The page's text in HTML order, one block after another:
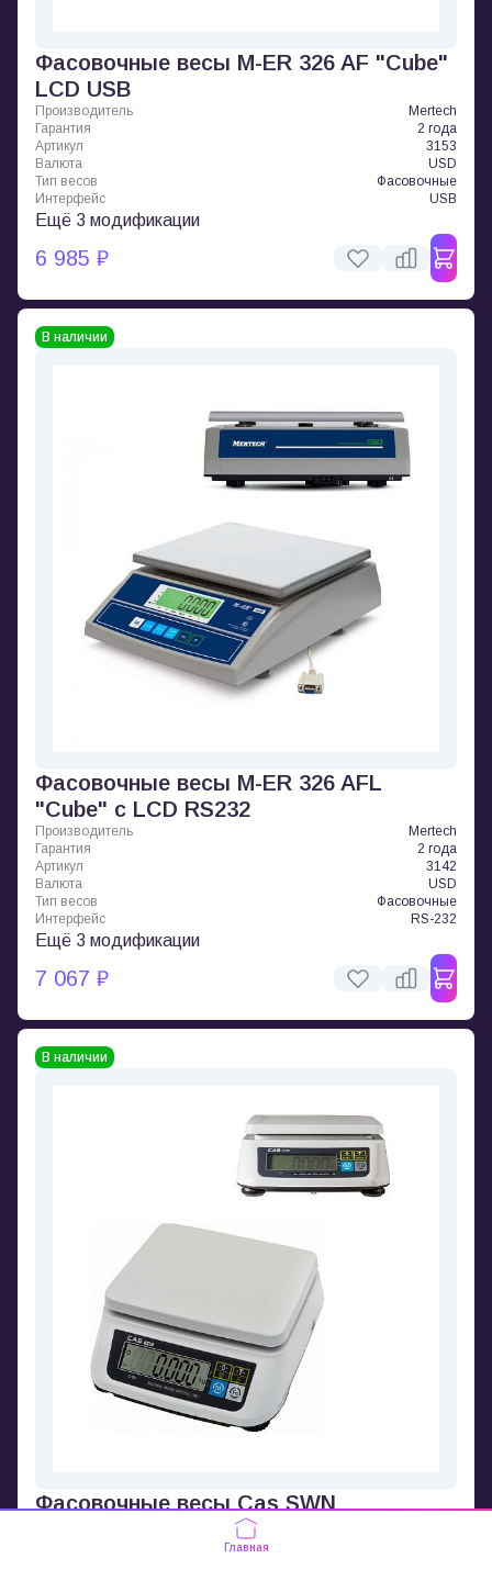
Фасовочные весы M-ER 326 AF "Cube"
LCD USB
Производитель
Mertech
Гарантия
2 года
Артикул
3153
Валюта
USD
Тип весов
Фасовочные
Интерфейс
USB
Ещё 3 модификации
6 985 ₽
В наличии
Фасовочные весы M-ER 326 AFL
"Cube" с LCD RS232
Производитель
Mertech
Гарантия
2 года
Артикул
3142
Валюта
USD
Тип весов
Фасовочные
Интерфейс
RS-232
Ещё 3 модификации
7 067 ₽
В наличии
Фасовочные весы Cas SWN
Главная